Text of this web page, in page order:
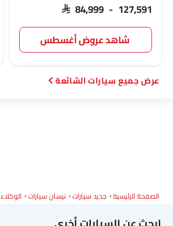
SAR 84,999 - 127,591
شاهد عروض أغسطس
سيارات الشائعة
الصفحة الرئيسية جديد سيارات نيسان سيارات الوكلاء